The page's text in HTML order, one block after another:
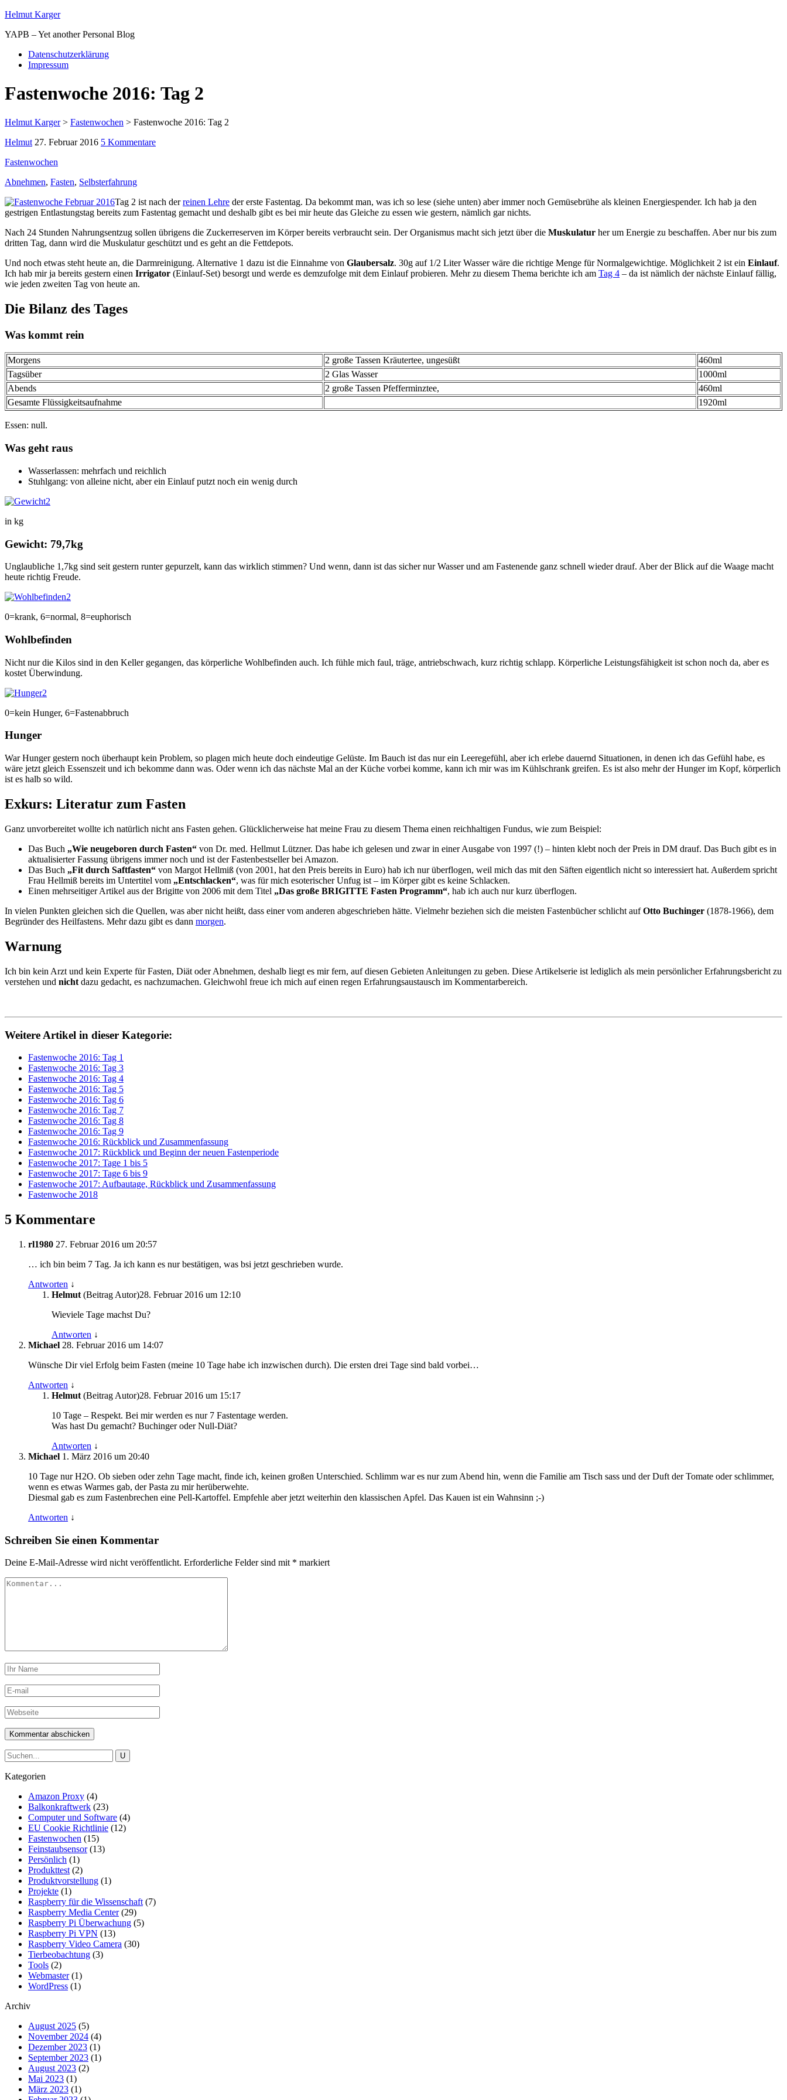
Helmut Karger
YAPB – Yet another Personal Blog
Datenschutzerklärung
Impressum
Fastenwoche 2016: Tag 2
Helmut Karger> Fastenwochen > Fastenwoche 2016: Tag 2
Helmut 27. Februar 2016 5 Kommentare
Fastenwochen
Abnehmen, Fasten, Selbsterfahrung
Tag 2 ist nach derreinen Lehre der erste Fastentag. Da bekommt man, was ich so lese (siehe unten) aber immer noch Gemüsebrühe als kleinen Energiespender. Ich hab ja den
gestrigen Entlastungstag bereits zum Fastentag gemacht und deshalb gibt es bei mir heute das Gleiche zu essen wie gestern, nämlich gar nichts.
Nach 24 Stunden Nahrungsentzug sollen übrigens die Zuckerreserven im Körper bereits verbraucht sein. Der Organismus macht sich jetzt über die Muskulatur her um Energie zu beschaffen. Aber nur bis zum
dritten Tag, dann wird die Muskulatur geschützt und es geht an die Fettdepots.
Und noch etwas steht heute an, die Darmreinigung. Alternative 1 dazu ist die Einnahme von Glaubersalz. 30g auf 1/2 Liter Wasser wäre die richtige Menge für Normalgewichtige. Möglichkeit 2 ist ein Einlauf.
Ich hab mir ja bereits gestern einen Irrigator (Einlauf-Set) besorgt und werde es demzufolge mit dem Einlauf probieren. Mehr zu diesem Thema berichte ich am Tag 4 – da ist nämlich der nächste Einlauf fällig,
wie jeden zweiten Tag von heute an.
Die Bilanz des Tages
Was kommt rein
Morgens 2 große Tassen Kräutertee, ungesüßt
460ml
Tagsüber
2 Glas Wasser
1000ml
Abends
2 große Tassen Pfefferminztee,
460ml
Gesamte Flüssigkeitsaufnahme
1920ml
Essen: null.
Was geht raus
Wasserlassen: mehrfach und reichlich
Stuhlgang: von alleine nicht, aber ein Einlauf putzt noch ein wenig durch
in kg
Gewicht: 79,7kg
Unglaubliche 1,7kg sind seit gestern runter gepurzelt, kann das wirklich stimmen? Und wenn, dann ist das sicher nur Wasser und am Fastenende ganz schnell wieder drauf. Aber der Blick auf die Waage macht
heute richtig Freude.
0=krank, 6=normal, 8=euphorisch
Wohlbefinden
Nicht nur die Kilos sind in den Keller gegangen, das körperliche Wohlbefinden auch. Ich fühle mich faul, träge, antriebschwach, kurz richtig schlapp. Körperliche Leistungsfähigkeit ist schon noch da, aber es
kostet Überwindung.
0=kein Hunger, 6=Fastenabbruch
Hunger
War Hunger gestern noch überhaupt kein Problem, so plagen mich heute doch eindeutige Gelüste. Im Bauch ist das nur ein Leeregefühl, aber ich erlebe dauernd Situationen, in denen ich das Gefühl habe, es
wäre jetzt gleich Essenszeit und ich bekomme dann was. Oder wenn ich das nächste Mal an der Küche vorbei komme, kann ich mir was im Kühlschrank greifen. Es ist also mehr der Hunger im Kopf, körperlich
ist es halb so wild.
Exkurs: Literatur zum Fasten
Ganz unvorbereitet wollte ich natürlich nicht ans Fasten gehen. Glücklicherweise hat meine Frau zu diesem Thema einen reichhaltigen Fundus, wie zum Beispiel:
Das Buch „Wie neugeboren durch Fasten“ von Dr. med. Hellmut Lützner. Das habe ich gelesen und zwar in einer Ausgabe von 1997 (!) – hinten klebt noch der Preis in DM drauf. Das Buch gibt es in
aktualisierter Fassung übrigens immer noch und ist der Fastenbestseller bei Amazon.
Das Buch „Fit durch Saftfasten“ von Margot Hellmiß (von 2001, hat den Preis bereits in Euro) hab ich nur überflogen, weil mich das mit den Säften eigentlich nicht so interessiert hat. Außerdem spricht
Frau Hellmiß bereits im Untertitel vom „Entschlacken“, was für mich esoterischer Unfug ist – im Körper gibt es keine Schlacken.
Einen mehrseitiger Artikel aus der Brigitte von 2006 mit dem Titel „Das große BRIGITTE Fasten Programm“, hab ich auch nur kurz überflogen.
In vielen Punkten gleichen sich die Quellen, was aber nicht heißt, dass einer vom anderen abgeschrieben hätte. Vielmehr beziehen sich die meisten Fastenbücher schlicht aufOtto Buchinger (1878-1966), dem
Begründer des Heilfastens. Mehr dazu gibt es dann morgen.
Warnung
Ich bin kein Arzt und kein Experte für Fasten, Diät oder Abnehmen, deshalb liegt es mir fern, auf diesen Gebieten Anleitungen zu geben. Diese Artikelserie ist lediglich als mein persönlicher Erfahrungsbericht zu
verstehen und nicht dazu gedacht, es nachzumachen. Gleichwohl freue ich mich auf einen regen Erfahrungsaustausch im Kommentarbereich.
Weitere Artikel in dieser Kategorie:
Fastenwoche 2016: Tag 1
Fastenwoche 2016: Tag 3
Fastenwoche 2016: Tag 4
Fastenwoche 2016: Tag 5
Fastenwoche 2016: Tag 6
Fastenwoche 2016: Tag 7
Fastenwoche 2016: Tag 8
Fastenwoche 2016: Tag 9
Fastenwoche 2016: Rückblick und Zusammenfassung
Fastenwoche 2017: Rückblick und Beginn der neuen Fastenperiode
Fastenwoche 2017: Tage 1 bis 5
Fastenwoche 2017: Tage 6 bis 9
Fastenwoche 2017: Aufbautage, Rückblick und Zusammenfassung
Fastenwoche 2018
5 Kommentare
rl1980 27. Februar 2016 um 20:57
… ich bin beim 7 Tag. Ja ich kann es nur bestätigen, was bsi jetzt geschrieben wurde.
Antworten ↓
Helmut (Beitrag Autor)28. Februar 2016 um 12:10
Wieviele Tage machst Du?
Antworten ↓
Michael 28. Februar 2016 um 14:07
Wünsche Dir viel Erfolg beim Fasten (meine 10 Tage habe ich inzwischen durch). Die ersten drei Tage sind bald vorbei…
Antworten ↓
Helmut (Beitrag Autor)28. Februar 2016 um 15:17
10 Tage – Respekt. Bei mir werden es nur 7 Fastentage werden.
Was hast Du gemacht? Buchinger oder Null-Diät?
Antworten ↓
Michael 1. März 2016 um 20:40
10 Tage nur H2O. Ob sieben oder zehn Tage macht, finde ich, keinen großen Unterschied. Schlimm war es nur zum Abend hin, wenn die Familie am Tisch sass und der Duft der Tomate oder schlimmer,
wenn es etwas Warmes gab, der Pasta zu mir herüberwehte.
Diesmal gab es zum Fastenbrechen eine Pell-Kartoffel. Empfehle aber jetzt weiterhin den klassischen Apfel. Das Kauen ist ein Wahnsinn ;-)
Antworten ↓
Schreiben Sie einen Kommentar
Deine E-Mail-Adresse wird nicht veröffentlicht. Erforderliche Felder sind mit * markiert
Kategorien
Amazon Proxy (4)
Balkonkraftwerk (23)
Computer und Software (4)
EU Cookie Richtlinie (12)
Fastenwochen (15)
Feinstaubsensor(13)
Persönlich (1)
Produkttest(2)
Produktvorstellung (1)
Projekte (1)
Raspberry für die Wissenschaft(7)
Raspberry Media Center(29)
Raspberry Pi Überwachung (5)
Raspberry Pi VPN (13)
Raspberry Video Camera (30)
Tierbeobachtung (3)
Tools (2)
Webmaster(1)
WordPress (1)
Archiv
August 2025 (5)
November 2024 (4)
Dezember 2023 (1)
September 2023 (1)
August 2023 (2)
Mai 2023 (1)
März 2023 (1)